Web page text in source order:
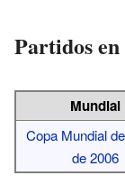
Partidos
Mundial
Copa Mundial
de 2006